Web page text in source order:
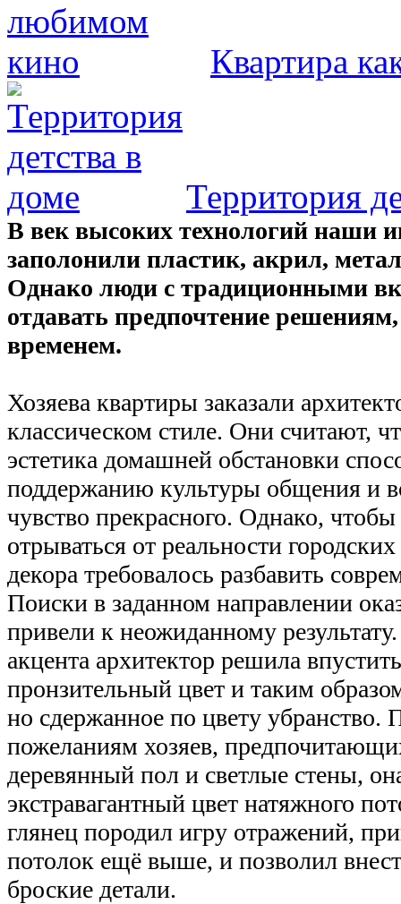
Квартира
Территория
В век высоких технологий наши
заполонили пластик, акрил,
Однако люди с традиционными
отдавать предпочтение
временем.
Хозяева квартиры заказали
классическом стиле. Они считают,
эстетика домашней обстановки
поддержанию культуры общения и
чувство прекрасного. Однако,
отрываться от реальности
декора требовалось разбавить
Поиски в заданном направлении
привели к неожиданному
акцента архитектор решила
пронзительный цвет и таким
но сдержанное по цвету убранство.
пожеланиям хозяев,
деревянный пол и светлые стены,
экстравагантный цвет натяжного
глянец породил игру отражений,
потолок ещё выше, и позволил
броские детали.